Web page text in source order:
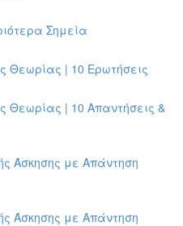
Σημεία
Θεωρίας | 10 Ερωτήσεις
Θεωρίας | 10 Απαντήσεις &
Άσκησης με Απάντηση
Άσκησης με Απάντηση